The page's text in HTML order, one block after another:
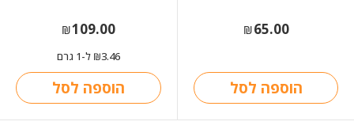
₪65.00
הוספה לסל
₪109.00
₪3.46 ל-1 גרם
הוספה לסל